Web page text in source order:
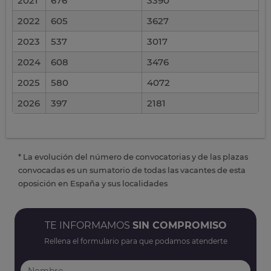
2022
605
3627
2023
537
3017
2024
608
3476
2025
580
4072
2026
397 2181
* La evolución del número de convocatorias y de las plazas
convocadas es un sumatorio de todas las vacantes de esta
oposición en España y sus localidades
TE INFORMAMOS SIN COMPROMISO
Rellena el formulario para que podamos atenderte